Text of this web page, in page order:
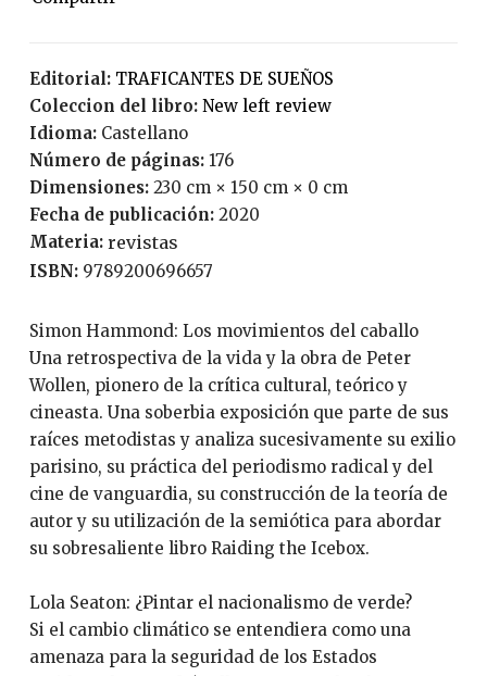
Editorial:
TRAFICANTES DE SUEÑOS
Coleccion del libro:
New left review
Idioma:
Castellano
Número de páginas: 176
Dimensiones: 230 cm × 150 cm × 0 cm
Fecha de publicación:
2020
Materia: revistas
ISBN: 9789200696657
Simon Hammond: Los movimientos del caballo
Una retrospectiva de la vida y la obra de Peter
Wollen, pionero de la crítica cultural, teórico y
cineasta. Una soberbia exposición que parte de sus
raíces metodistas y analiza sucesivamente su exilio
parisino, su práctica del periodismo radical y del
cine de vanguardia, su construcción de la teoría de
autor y su utilización de la semiótica para abordar
su sobresaliente libro Raiding the Icebox.
Lola Seaton: ¿Pintar el nacionalismo de verde?
Si el cambio climático se entendiera como una
amenaza para la seguridad de los Estados